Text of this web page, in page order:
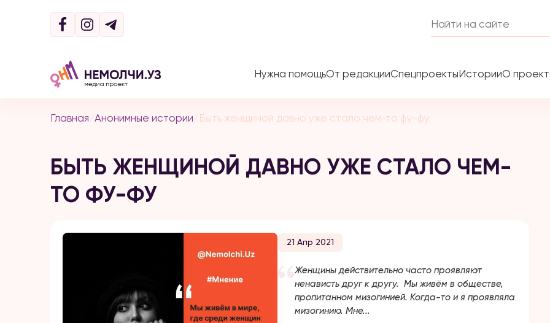
Нужна помощьОт редакцииСпецпроектыИсторииО
Главная/Анонимные истории/Быть женщиной давно уже стало чем-то фу-фу
БЫТЬ ЖЕНЩИНОЙ ДАВНО УЖЕ СТАЛО ЧЕМ-
ТО ФУ-ФУ
21 Апр 2021
​​Женщины действительно часто проявляют
ненависть друг к другу. Мы живём в обществе,
пропитанном мизогинией. Когда-то и я проявляла
мизогинию. Мне...